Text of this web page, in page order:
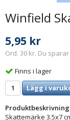
Winfield
5,95 kr
Ord. 30 kr. Du sparar
Finns i lager
Lägg i
Skattemärke 3.5x7